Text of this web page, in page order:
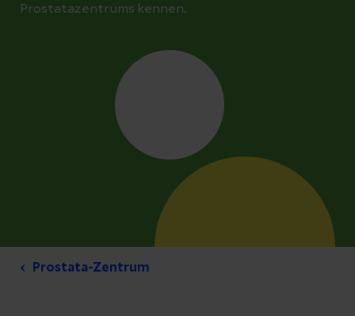
Prostatazentrums kennen.
Prostata-Zentrum